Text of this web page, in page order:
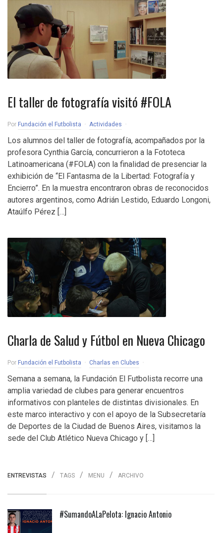
El taller de fotografía visitó #FOLA
Por Fundación el Futbolista Actividades
Los alumnos del taller de fotografía, acompañados por la
profesora Cynthia García, concurrieron a la Fototeca
Latinoamericana (#FOLA) con la finalidad de presenciar la
exhibición de “El Fantasma de la Libertad: Fotografía y
Encierro”. En la muestra encontraron obras de reconocidos
autores argentinos, como Adrián Lestido, Eduardo Longoni,
Ataúlfo Pérez […]
Charla de Salud y Fútbol en Nueva Chicago
Por Fundación el Futbolista Charlas en Clubes
Semana a semana, la Fundación El Futbolista recorre una
amplia variedad de clubes para generar encuentros
informativos con planteles de distintas divisionales. En
este marco interactivo y con el apoyo de la Subsecretaría
de Deportes de la Ciudad de Buenos Aires, visitamos la
sede del Club Atlético Nueva Chicago y […]
ENTREVISTAS TAGS MENU ARCHIVO
#SumandoALaPelota: Ignacio Antonio